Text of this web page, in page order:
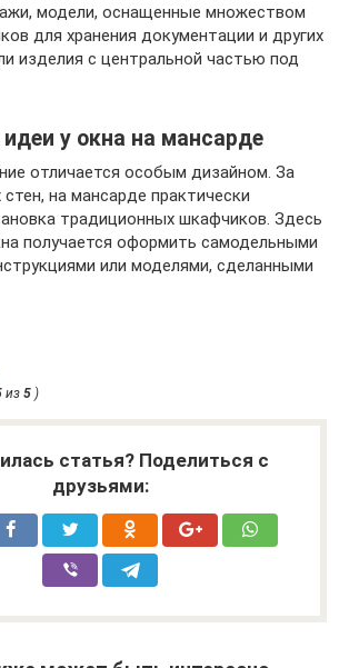
модели, оснащенные множеством
для хранения документации и других
изделия с центральной частью под
у окна на мансарде
отличается особым дизайном. За
на мансарде практически
традиционных шкафчиков. Здесь
получается оформить самодельными
или моделями, сделанными
из 5 )
статья? Поделиться с
друзьями: